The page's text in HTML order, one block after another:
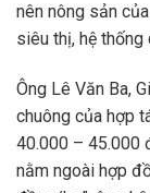
nên nông sản
siêu thị, hệ
Ông Lê Văn Ba,
chuông của hợp
40.000 – 45.000
nằm ngoài hợp